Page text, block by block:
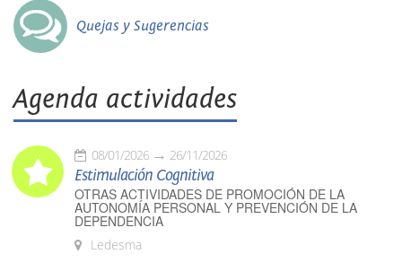
Quejas y Sugerencias
Agenda actividades
08/01/2026 26/11/2026
Estimulación Cognitiva
OTRAS ACTIVIDADES DE PROMOCIÓN DE LA
AUTONOMÍA PERSONAL Y PREVENCIÓN DE LA
DEPENDENCIA
Ledesma